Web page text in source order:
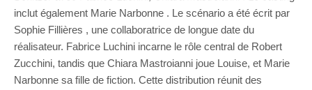
inclut également Marie Narbonne . Le scénario a été écrit par
Sophie Fillières , une collaboratrice de longue date du
réalisateur. Fabrice Luchini incarne le rôle central de Robert
Zucchini, tandis que Chiara Mastroianni joue Louise, et Marie
Narbonne sa fille de fiction. Cette distribution réunit des